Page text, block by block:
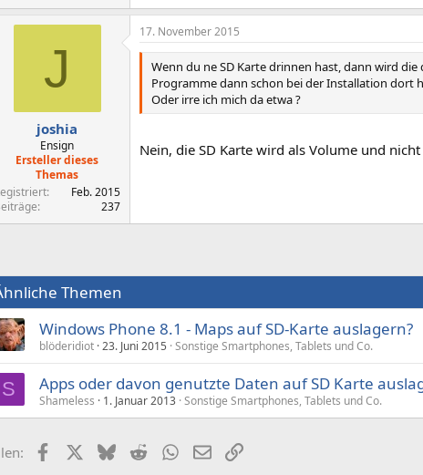
J
joshia
Ensign
Ersteller dieses
Themas
Feb. 2015
237
17. November 2015
Wenn du ne SD Karte drinnen hast, dann wird
Programme dann schon bei der Installation dort
Oder irre ich mich da etwa ?
Nein, die SD Karte wird als Volume und
Themen
Windows Phone 8.1 - Maps auf SD-Karte auslagern?
blöderidiot 23. Juni 2015 Sonstige Smartphones, Tablets und Co.
S Apps oder davon genutzte Daten auf SD Karte
Shameless 1. Januar 2013 Sonstige Smartphones, Tablets und Co.
FacebookX (Twitter)
BlueskyRedditWhatsApp
E-MailLink